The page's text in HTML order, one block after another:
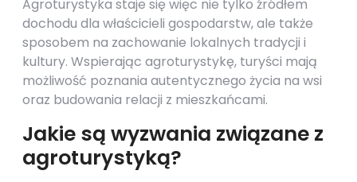
Agroturystyka staje się więc nie tylko źródłem
dochodu dla właścicieli gospodarstw, ale także
sposobem na zachowanie lokalnych tradycji i
kultury. Wspierając agroturystykę, turyści mają
możliwość poznania autentycznego życia na wsi
oraz budowania relacji z mieszkańcami.
Jakie są wyzwania związane z
agroturystyką?